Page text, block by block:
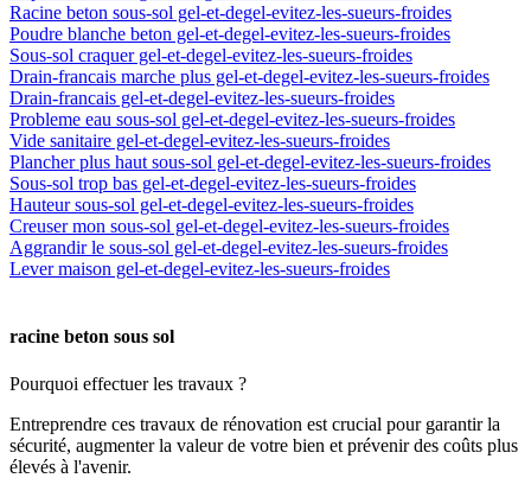
Racine beton sous-sol gel-et-degel-evitez-les-sueurs-froides
Poudre blanche beton gel-et-degel-evitez-les-sueurs-froides
Sous-sol craquer gel-et-degel-evitez-les-sueurs-froides
Drain-francais marche plus gel-et-degel-evitez-les-sueurs-froides
Drain-francais gel-et-degel-evitez-les-sueurs-froides
Probleme eau sous-sol gel-et-degel-evitez-les-sueurs-froides
Vide sanitaire gel-et-degel-evitez-les-sueurs-froides
Plancher plus haut sous-sol gel-et-degel-evitez-les-sueurs-froides
Sous-sol trop bas gel-et-degel-evitez-les-sueurs-froides
Hauteur sous-sol gel-et-degel-evitez-les-sueurs-froides
Creuser mon sous-sol gel-et-degel-evitez-les-sueurs-froides
Aggrandir le sous-sol gel-et-degel-evitez-les-sueurs-froides
Lever maison gel-et-degel-evitez-les-sueurs-froides
racine beton sous sol
Pourquoi effectuer les travaux ?
Entreprendre ces travaux de rénovation est crucial pour garantir la
sécurité, augmenter la valeur de votre bien et prévenir des coûts plus
élevés à l'avenir.